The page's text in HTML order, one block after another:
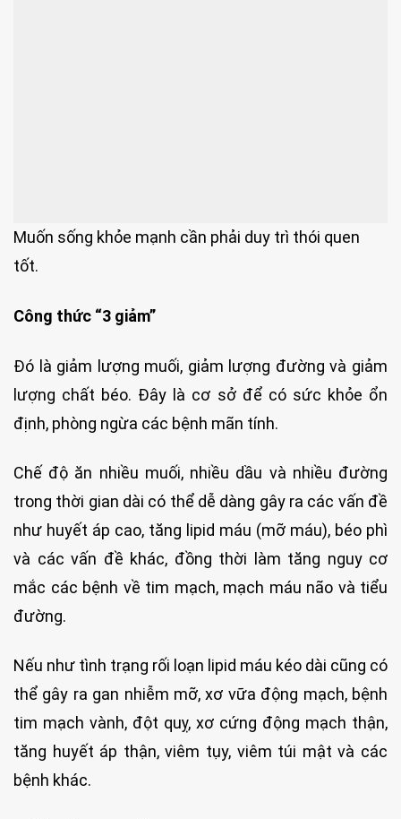
Muốn sống khỏe mạnh cần phải duy trì thói quen
tốt.
Công thức “3 giảm”
Đó là giảm lượng muối, giảm lượng đường và giảm
lượng chất béo. Đây là cơ sở để có sức khỏe ổn
định, phòng ngừa các bệnh mãn tính.
Chế độ ăn nhiều muối, nhiều dầu và nhiều đường
trong thời gian dài có thể dễ dàng gây ra các vấn đề
như huyết áp cao, tăng lipid máu (mỡ máu), béo phì
và các vấn đề khác, đồng thời làm tăng nguy cơ
mắc các bệnh về tim mạch, mạch máu não và tiểu
đường.
Nếu như tình trạng rối loạn lipid máu kéo dài cũng có
thể gây ra gan nhiễm mỡ, xơ vữa động mạch, bệnh
tim mạch vành, đột quỵ, xơ cứng động mạch thận,
tăng huyết áp thận, viêm tụy, viêm túi mật và các
bệnh khác.